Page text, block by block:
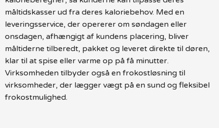
måltidskasser ud fra deres kaloriebehov. Med en
leveringsservice, der opererer om søndagen eller
onsdagen, afhængigt af kundens placering, bliver
måltiderne tilberedt, pakket og leveret direkte til døren,
klar til at spise eller varme op på få minutter.
Virksomheden tilbyder også en frokostløsning til
virksomheder, der lægger vægt på en sund og fleksibel
frokostmulighed.